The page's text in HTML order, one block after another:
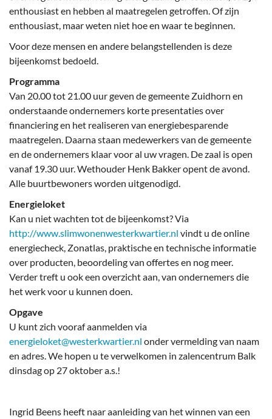
enthousiast en hebben al maatregelen getroffen. Of zijn
enthousiast, maar weten niet hoe en waar te beginnen.
Voor deze mensen en andere belangstellenden is deze
bijeenkomst bedoeld.
Programma
Van 20.00 tot 21.00 uur geven de gemeente Zuidhorn en
onderstaande ondernemers korte presentaties over
financiering en het realiseren van energiebesparende
maatregelen. Daarna staan medewerkers van de gemeente
en de ondernemers klaar voor al uw vragen. De zaal is open
vanaf 19.30 uur. Wethouder Henk Bakker opent de avond.
Alle buurtbewoners worden uitgenodigd.
Energieloket
Kan u niet wachten tot de bijeenkomst? Via
http://www.slimwonenwesterkwartier.nl vindt u de online
energiecheck, Zonatlas, praktische en technische informatie
over producten, beoordeling van offertes en nog meer.
Verder treft u ook een overzicht aan, van ondernemers die
het werk voor u kunnen doen.
Opgave
U kunt zich vooraf aanmelden via
energieloket@westerkwartier.nl onder vermelding van naam
en adres. We hopen u te verwelkomen in zalencentrum Balk
dinsdag op 27 oktober a.s.!
Ingrid Beens heeft naar aanleiding van het winnen van een